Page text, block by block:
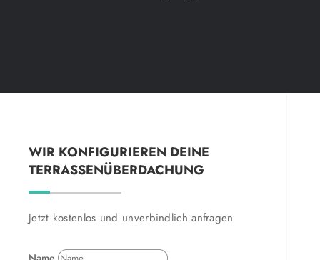
WIR KONFIGURIEREN DEINE
TERRASSENÜBERDACHUNG
Jetzt kostenlos und unverbindlich anfragen